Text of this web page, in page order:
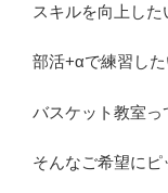
スキルを向上した
部活+αで練習した
バスケット教室
そんなご希望にピ